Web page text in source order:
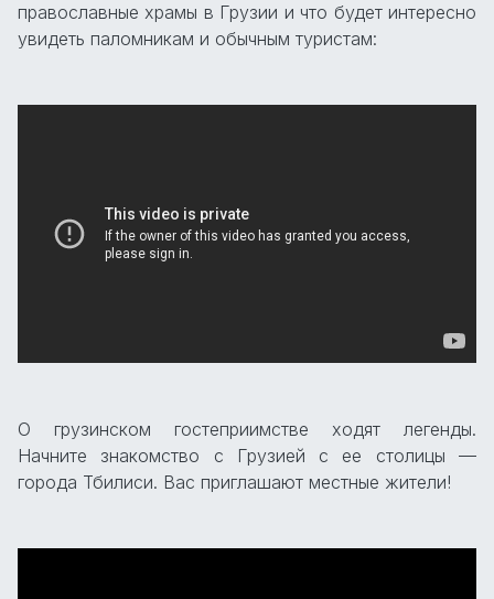
православные храмы в Грузии и что будет интересно
увидеть паломникам и обычным туристам:
О грузинском гостеприимстве ходят легенды.
Начните знакомство с Грузией с ее столицы —
города Тбилиси. Вас приглашают местные жители!